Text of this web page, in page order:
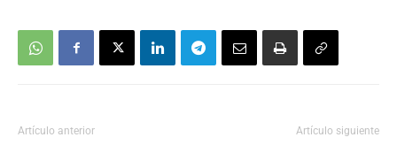
Artículo anterior Artículo siguiente